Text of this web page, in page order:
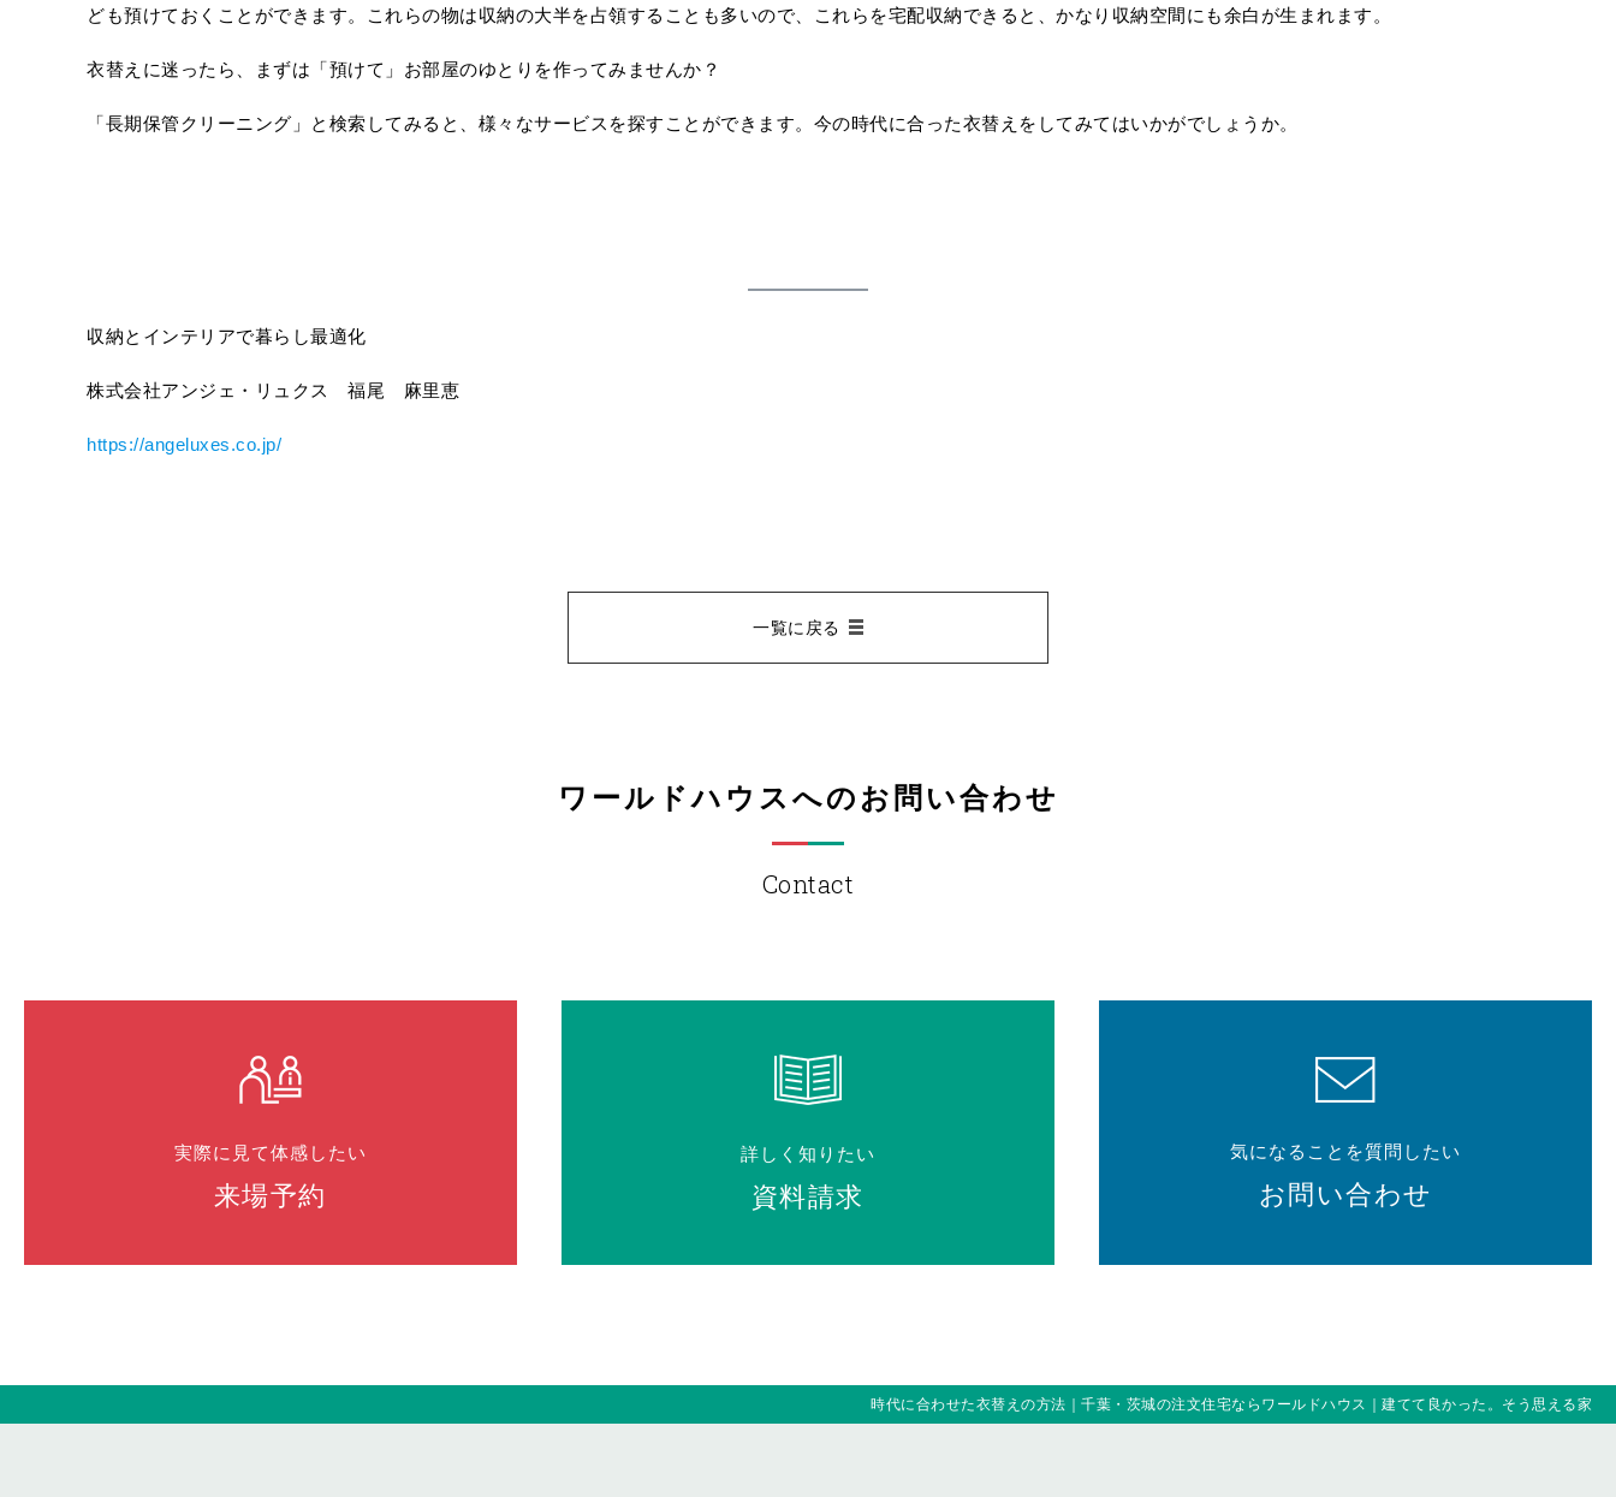
ども預けておくことができます。これらの物は収納の大半を占領することも多いので、これらを宅配収納できると、かなり収納空間にも余白が生まれます。
衣替えに迷ったら、まずは「預けて」お部屋のゆとりを作ってみませんか？
「長期保管クリーニング」と検索してみると、様々なサービスを探すことができます。今の時代に合った衣替えをしてみてはいかがでしょうか。
収納とインテリアで暮らし最適化
株式会社アンジェ・リュクス 福尾 麻里恵
https://angeluxes.co.jp/
一覧に戻る
ワールドハウスへのお問い合わせ
Contact
実際に見て体感したい
来場予約
詳しく知りたい
資料請求
気になることを質問したい
お問い合わせ
時代に合わせた衣替えの方法｜千葉・茨城の注文住宅ならワールドハウス｜建てて良かった。そう思える家